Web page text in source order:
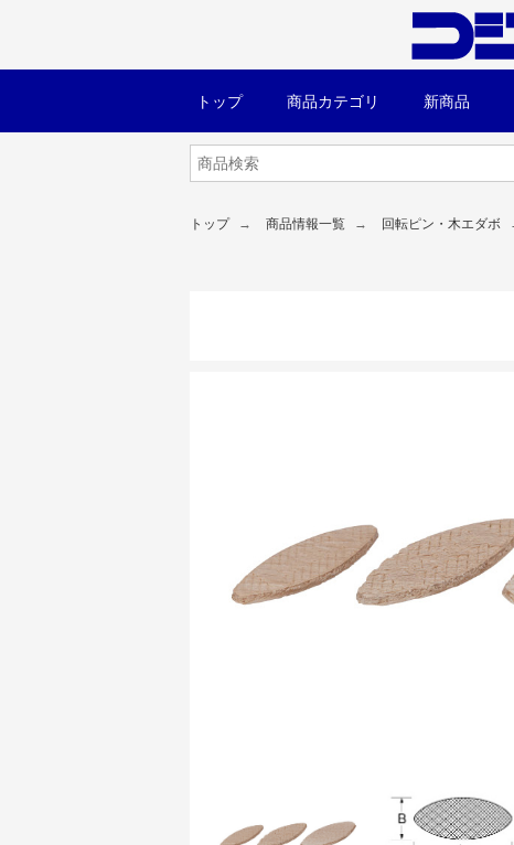
トップ 商品カテゴリ 新商品
トップ 商品情報一覧 回転ピン・木エダボ